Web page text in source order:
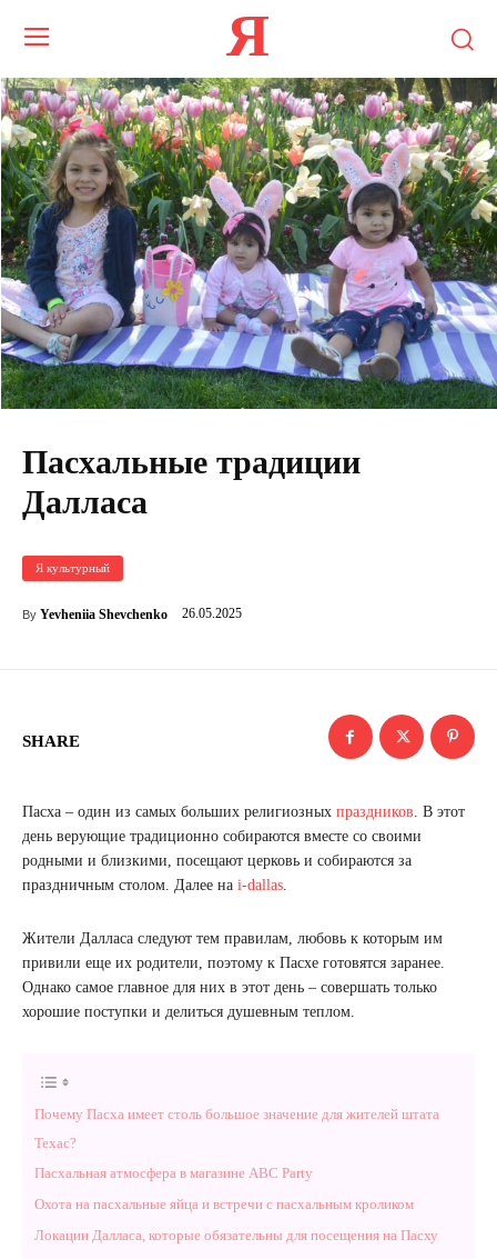
Я
Пасхальные традиции
Далласа
Я культурный
By Yevheniia Shevchenko 26.05.2025
SHARE
Пасха – один из самых больших религиозных праздников. В этот
день верующие традиционно собираются вместе со своими
родными и близкими, посещают церковь и собираются за
праздничным столом. Далее на i-dallas.
Жители Далласа следуют тем правилам, любовь к которым им
привили еще их родители, поэтому к Пасхе готовятся заранее.
Однако самое главное для них в этот день – совершать только
хорошие поступки и делиться душевным теплом.
Почему Пасха имеет столь большое значение для жителей штата
Техас?
Пасхальная атмосфера в магазине ABC Party
Охота на пасхальные яйца и встречи с пасхальным кроликом
Локации Далласа, которые обязательны для посещения на Пасху